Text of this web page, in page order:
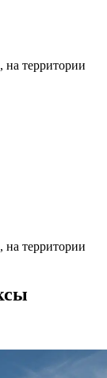
территории
территории